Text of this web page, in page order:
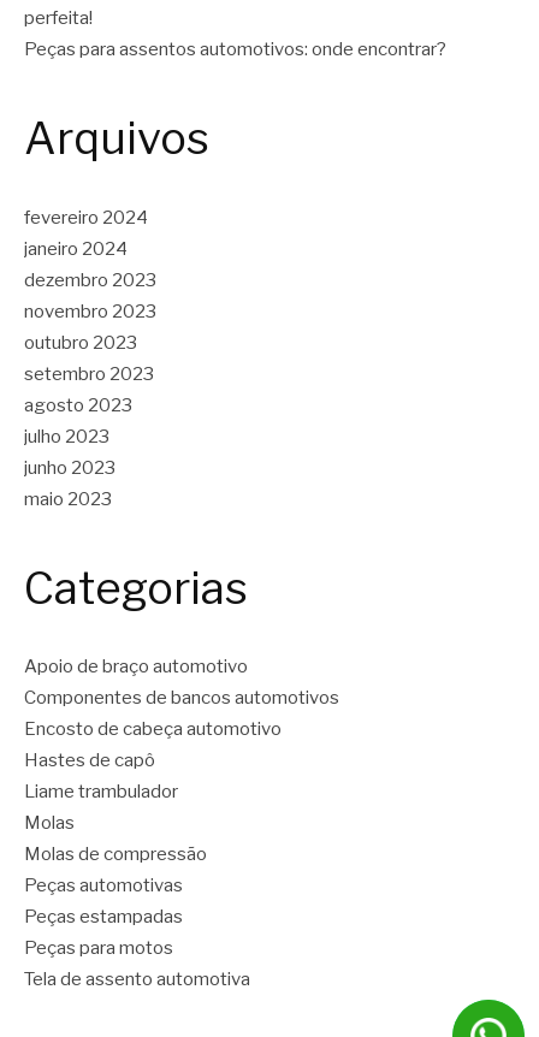
perfeita!
Peças para assentos automotivos: onde encontrar?
Arquivos
fevereiro 2024
janeiro 2024
dezembro 2023
novembro 2023
outubro 2023
setembro 2023
agosto 2023
julho 2023
junho 2023
maio 2023
Categorias
Apoio de braço automotivo
Componentes de bancos automotivos
Encosto de cabeça automotivo
Hastes de capô
Liame trambulador
Molas
Molas de compressão
Peças automotivas
Peças estampadas
Peças para motos
Tela de assento automotiva